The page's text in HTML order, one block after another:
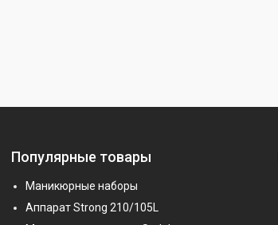
Популярные товары
Маникюрные наборы
Аппарат Strong 210/105L